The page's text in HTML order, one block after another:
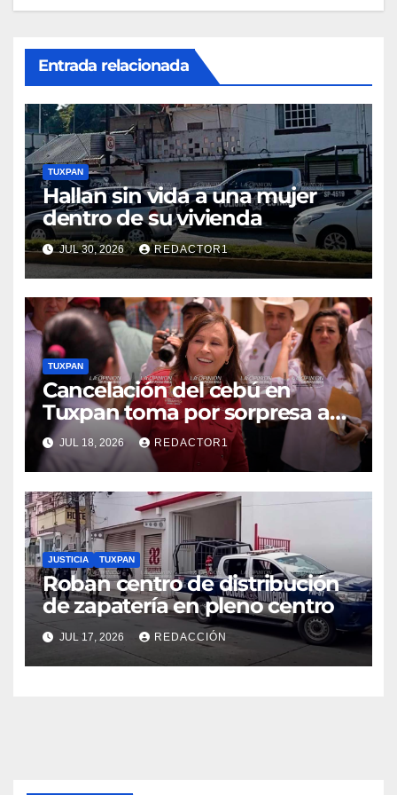
Entrada relacionada
TUXPAN
Hallan sin vida a una mujer
dentro de su vivienda
JUL 30, 2026 REDACTOR1
TUXPAN
Cancelación del cebú en
Tuxpan toma por sorpresa a
Nahle
JUL 18, 2026 REDACTOR1
JUSTICIA TUXPAN
Roban centro de distribución
de zapatería en pleno centro
JUL 17, 2026 REDACCIÓN